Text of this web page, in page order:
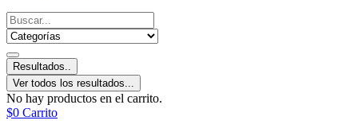
Resultados..
Ver todos los resultados...
No hay productos en el carrito.
$0 Carrito